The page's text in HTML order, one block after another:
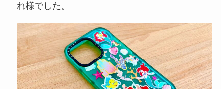
れ様でした。